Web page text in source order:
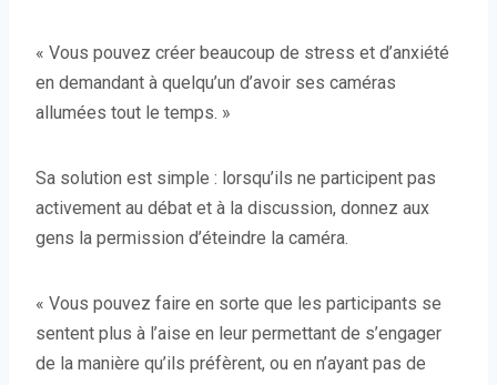
« Vous pouvez créer beaucoup de stress et d’anxiété
en demandant à quelqu’un d’avoir ses caméras
allumées tout le temps. »
Sa solution est simple : lorsqu’ils ne participent pas
activement au débat et à la discussion, donnez aux
gens la permission d’éteindre la caméra.
« Vous pouvez faire en sorte que les participants se
sentent plus à l’aise en leur permettant de s’engager
de la manière qu’ils préfèrent, ou en n’ayant pas de